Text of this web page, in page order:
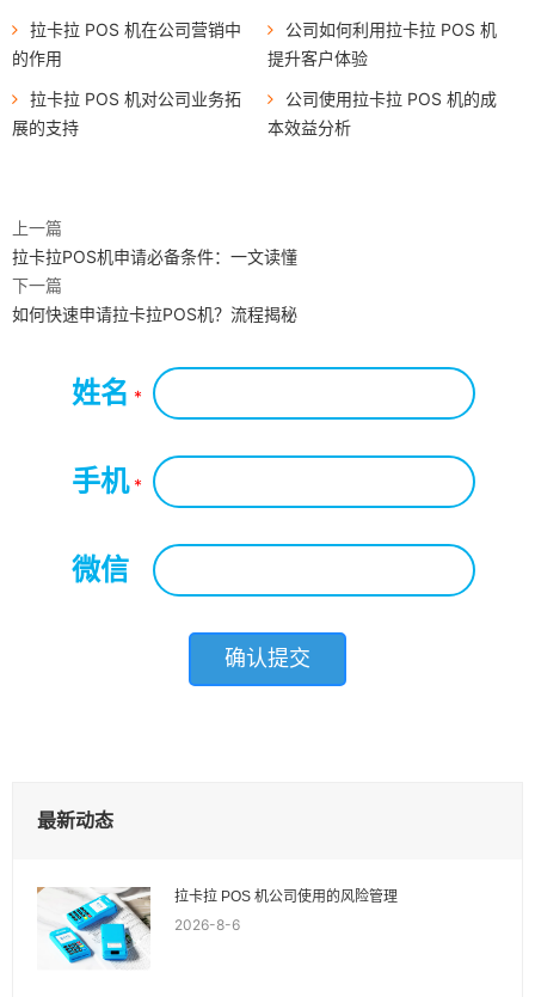
拉卡拉 POS 机在公司营销中
的作用
公司如何利用拉卡拉 POS 机
提升客户体验
拉卡拉 POS 机对公司业务拓
展的支持
公司使用拉卡拉 POS 机的成
本效益分析
上一篇
拉卡拉POS机申请必备条件：一文读懂
下一篇
如何快速申请拉卡拉POS机？流程揭秘
姓名 *
手机*
微信
最新动态
拉卡拉 POS 机公司使用的风险管理
2026-8-6